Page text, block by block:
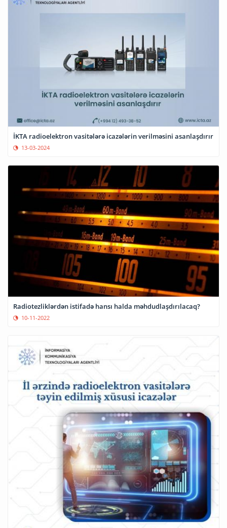
İKTA radioelektron vasitələrə icazələrin verilməsini asanlaşdırır
13-03-2024
Radiotezliklərdən istifadə hansı halda məhdudlaşdırılacaq?
10-11-2022